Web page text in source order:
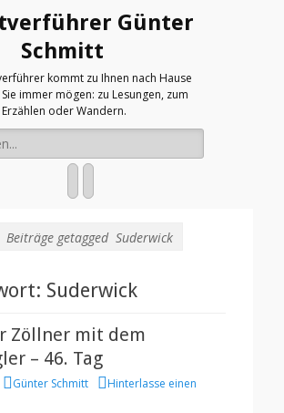
Günter
Schmitt
kommt zu Ihnen nach Hause
immer mögen: zu Lesungen, zum
Erzählen oder Wandern.
Beiträge getagged Suderwick
Suderwick
Zöllner mit dem
– 46. Tag
A Günter Schmitt
Hinterlasse einen